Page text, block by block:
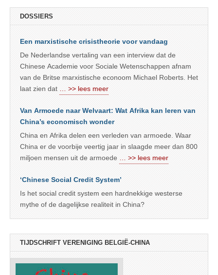
DOSSIERS
Een marxistische crisistheorie voor vandaag
De Nederlandse vertaling van een interview dat de
Chinese Academie voor Sociale Wetenschappen afnam
van de Britse marxistische econoom Michael Roberts. Het
laat zien dat
… >> lees meer
Van Armoede naar Welvaart: Wat Afrika kan leren van
China’s economisch wonder
China en Afrika delen een verleden van armoede. Waar
China er de voorbije veertig jaar in slaagde meer dan 800
miljoen mensen uit de armoede
… >> lees meer
‘Chinese Social Credit System’
Is het social credit system een hardnekkige westerse
mythe of de dagelijkse realiteit in China?
TIJDSCHRIFT VERENIGING BELGIË-CHINA